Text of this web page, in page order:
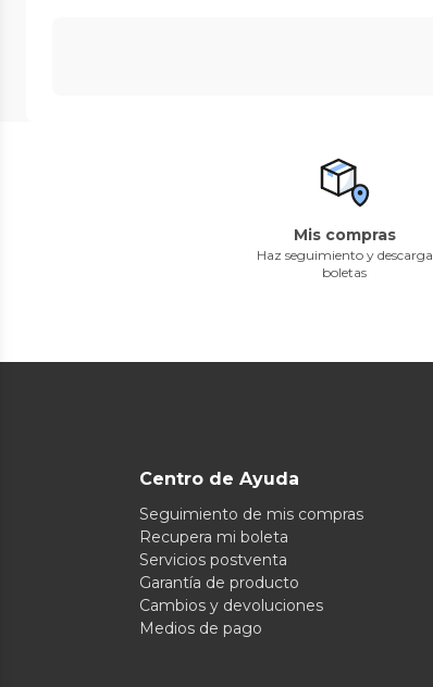
Mis compras
Haz seguimiento y descarga
boletas
Centro de Ayuda
Seguimiento de mis compras
Recupera mi boleta
Servicios postventa
Garantía de producto
Cambios y devoluciones
Medios de pago